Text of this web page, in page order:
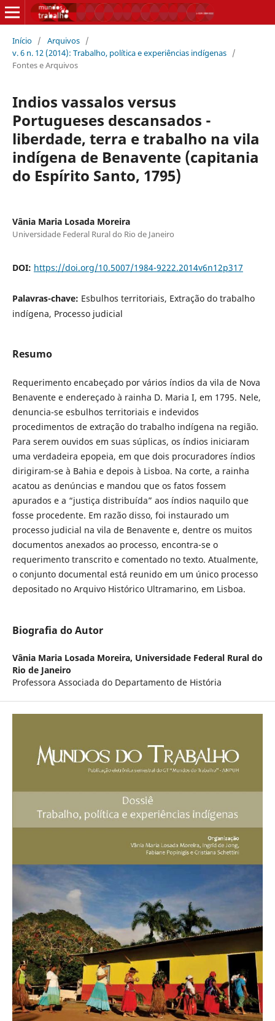
Início / Arquivos /
v. 6 n. 12 (2014): Trabalho, política e experiências indígenas /
Fontes e Arquivos
Indios vassalos versus
Portugueses descansados -
liberdade, terra e trabalho na vila
indígena de Benavente (capitania
do Espírito Santo, 1795)
Vânia Maria Losada Moreira
Universidade Federal Rural do Rio de Janeiro
DOI: https://doi.org/10.5007/1984-9222.2014v6n12p317
Palavras-chave: Esbulhos territoriais, Extração do trabalho
indígena, Processo judicial
Resumo
Requerimento encabeçado por vários índios da vila de Nova
Benavente e endereçado à rainha D. Maria I, em 1795. Nele,
denuncia-se esbulhos territoriais e indevidos
procedimentos de extração do trabalho indígena na região.
Para serem ouvidos em suas súplicas, os índios iniciaram
uma verdadeira epopeia, em que dois procuradores índios
dirigiram-se à Bahia e depois à Lisboa. Na corte, a rainha
acatou as denúncias e mandou que os fatos fossem
apurados e a “justiça distribuída” aos índios naquilo que
fosse procedente. Em razão disso, foi instaurado um
processo judicial na vila de Benavente e, dentre os muitos
documentos anexados ao processo, encontra-se o
requerimento transcrito e comentado no texto. Atualmente,
o conjunto documental está reunido em um único processo
depositado no Arquivo Histórico Ultramarino, em Lisboa.
Biografia do Autor
Vânia Maria Losada Moreira, Universidade Federal Rural do
Rio de Janeiro
Professora Associada do Departamento de História